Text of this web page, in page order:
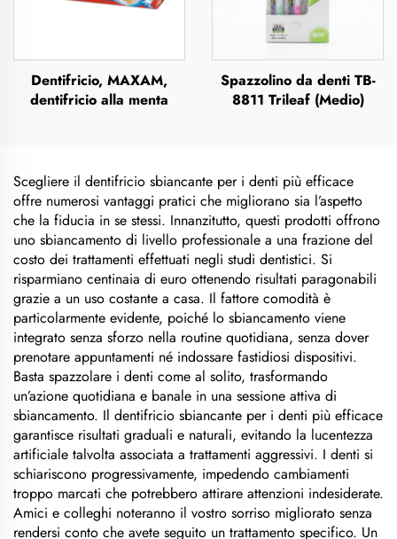
Dentifricio, MAXAM,
dentifricio alla menta
Spazzolino da denti TB-
8811 Trileaf (Medio)
Scegliere il dentifricio sbiancante per i denti più efficace
offre numerosi vantaggi pratici che migliorano sia l’aspetto
che la fiducia in se stessi. Innanzitutto, questi prodotti offrono
uno sbiancamento di livello professionale a una frazione del
costo dei trattamenti effettuati negli studi dentistici. Si
risparmiano centinaia di euro ottenendo risultati paragonabili
grazie a un uso costante a casa. Il fattore comodità è
particolarmente evidente, poiché lo sbiancamento viene
integrato senza sforzo nella routine quotidiana, senza dover
prenotare appuntamenti né indossare fastidiosi dispositivi.
Basta spazzolare i denti come al solito, trasformando
un’azione quotidiana e banale in una sessione attiva di
sbiancamento. Il dentifricio sbiancante per i denti più efficace
garantisce risultati graduali e naturali, evitando la lucentezza
artificiale talvolta associata a trattamenti aggressivi. I denti si
schiariscono progressivamente, impedendo cambiamenti
troppo marcati che potrebbero attirare attenzioni indesiderate.
Amici e colleghi noteranno il vostro sorriso migliorato senza
rendersi conto che avete seguito un trattamento specifico. Un